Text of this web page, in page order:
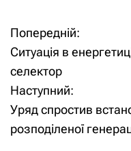
Н
а
в
і
Попередній:
Ситуація в
селектор
Наступний:
Уряд спростив
розподіленої